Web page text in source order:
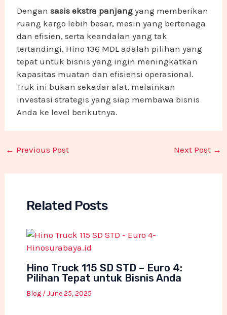
Dengansasis ekstra panjang yang memberikan
ruang kargo lebih besar, mesin yang bertenaga
dan efisien, serta keandalan yang tak
tertandingi, Hino 136 MDL adalah pilihan yang
tepat untuk bisnis yang ingin meningkatkan
kapasitas muatan dan efisiensi operasional.
Truk ini bukan sekadar alat, melainkan
investasi strategis yang siap membawa bisnis
Anda ke level berikutnya.
← Previous Post Next Post →
Related Posts
Hino Truck 115 SD STD – Euro 4:
Pilihan Tepat untuk Bisnis Anda
Blog/June 25, 2025